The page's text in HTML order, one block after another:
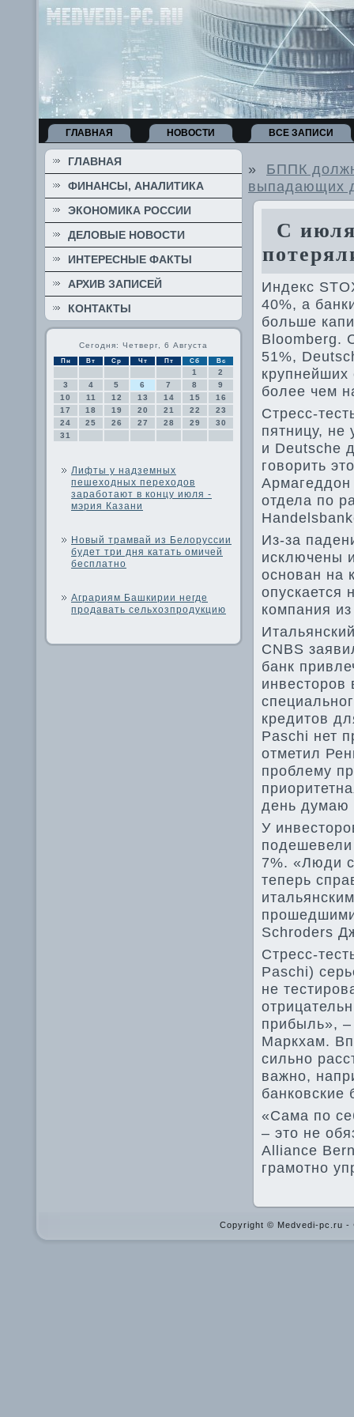
ГЛАВНАЯ НОВОСТИ ВСЕ ЗАПИСИ
ГЛАВНАЯ
ФИНАНСЫ, АНАЛИТИКА
ЭКОНОМИКА РОССИИ
ДЕЛОВЫЕ НОВОСТИ
ИНТЕРЕСНЫЕ ФАКТЫ
АРХИВ ЗАПИСЕЙ
КОНТАКТЫ
Сегодня: Четверг, 6 Августа
Пн Вт Ср Чт Пт Сб Вс
1
2
3
4 5 6 7 8
9
10
11 12 13 14 15
16
17
18 19 20 21 22
23
24
25 26 27 28 29
30
31
Лифты у надземных
пешеходных переходов
заработают в концу июля -
мэрия Казани
Новый трамвай из Белоруссии
будет три дня катать омичей
бесплатно
Аграриям Башкирии негде
продавать сельхозпродукцию
» БППК
выпадающих
С июля
Индекс
40%, а
больше
Bloomberg.
51%,
крупнейших
более чем
Стресс-
пятницу, не
и Deutsche
говорить
Армагеддон
отдела по
Из-за
исключены
основан на
опускается
компания
CNBS
банк
инвесторов
кредитов
Paschi нет
отметил
проблему
день думаю
У
7%. «Люди
теперь
Schroders
Стресс-
Paschi)
не
прибыль»,
Маркхам.
сильно
важно,
банковские
«Сама по
– это не
Alliance
грамотно
Copyright © Medvedi-pc.ru -